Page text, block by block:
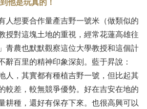
人想要合作量產吉野一號米（做類似的
授對這塊土地的重視，經常花蓮高雄往
青農也默默觀察這位大學教授和這個計
辭百里的精神印象深刻。藍于昇說：
人，其實都有種植吉野一號，但比起其
較差，較無競爭優勢。好在吉安在地的
耕種，還好有保存下來。也很高興可以